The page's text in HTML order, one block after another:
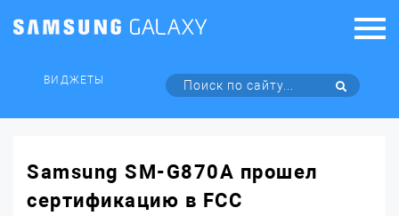
ВИДЖЕТЫ
Samsung SM-G870A прошел
сертификацию в FCC